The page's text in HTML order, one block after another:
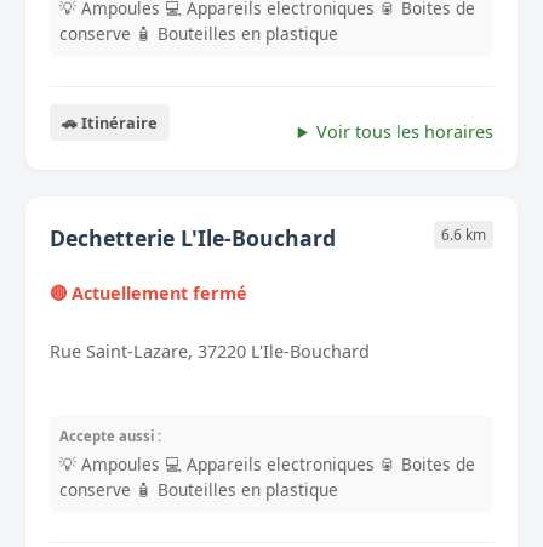
💡 Ampoules 💻 Appareils electroniques 🥫 Boites de
conserve 🧴 Bouteilles en plastique
🚗 Itinéraire Voir tous les horaires
Dechetterie L'Ile-Bouchard 6.6 km
🔴 Actuellement fermé
Rue Saint-Lazare, 37220 L'Ile-Bouchard
Accepte aussi :
💡 Ampoules 💻 Appareils electroniques 🥫 Boites de
conserve 🧴 Bouteilles en plastique